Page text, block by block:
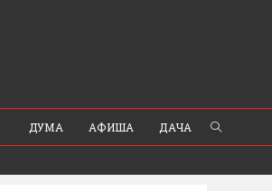
ДУМА АФИША ДАЧА